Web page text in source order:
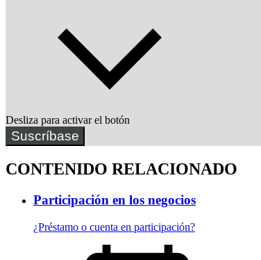
Desliza para activar el botón
Suscríbase
CONTENIDO RELACIONADO
Participación en los negocios
¿Préstamo o cuenta en participación?